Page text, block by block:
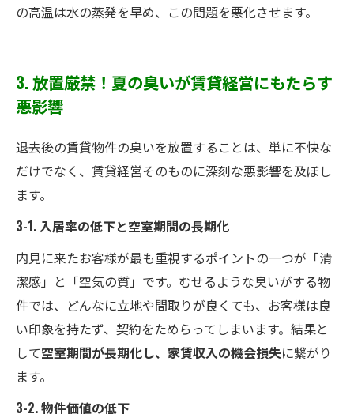
の高温は水の蒸発を早め、この問題を悪化させます。
3. 放置厳禁！夏の臭いが賃貸経営にもたらす
悪影響
退去後の賃貸物件の臭いを放置することは、単に不快な
だけでなく、賃貸経営そのものに深刻な悪影響を及ぼし
ます。
3-1. 入居率の低下と空室期間の長期化
内見に来たお客様が最も重視するポイントの一つが「清
潔感」と「空気の質」です。むせるような臭いがする物
件では、どんなに立地や間取りが良くても、お客様は良
い印象を持たず、契約をためらってしまいます。結果と
して空室期間が長期化し、家賃収入の機会損失に繋がり
ます。
3-2. 物件価値の低下